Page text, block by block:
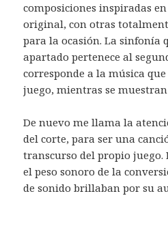
composiciones inspiradas
original, con otras
para la ocasión. La sinfonía
apartado pertenece al
corresponde a la música
juego, mientras se
De nuevo me llama la
del corte, para ser una
transcurso del propio juego.
el peso sonoro de la
de sonido brillaban por su